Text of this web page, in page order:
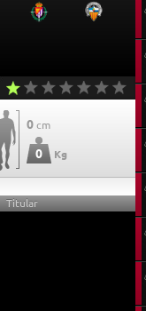
0 cm
0 Kg
Titular